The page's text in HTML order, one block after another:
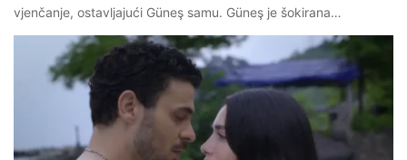
vjenčanje, ostavljajući Güneş samu. Güneş je šokirana…